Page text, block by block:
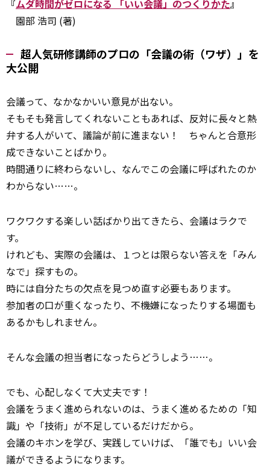
『ムダ時間がゼロになる 「いい会議」のつくりかた』
園部 浩司 (著)
超人気研修講師のプロの「会議の術（ワザ）」を
大公開
会議って、なかなかいい意見が出ない。
そもそも発言してくれないこともあれば、反対に長々と熱
弁する人がいて、議論が前に進まない！ ちゃんと合意形
成できないことばかり。
時間通りに終わらないし、なんでこの会議に呼ばれたのか
わからない……。
ワクワクする楽しい話ばかり出てきたら、会議はラクで
す。
けれども、実際の会議は、１つとは限らない答えを「みん
なで」探すもの。
時には自分たちの欠点を見つめ直す必要もあります。
参加者の口が重くなったり、不機嫌になったりする場面も
あるかもしれません。
そんな会議の担当者になったらどうしよう……。
でも、心配しなくて大丈夫です！
会議をうまく進められないのは、うまく進めるための「知
識」や「技術」が不足しているだけだから。
会議のキホンを学び、実践していけば、「誰でも」いい会
議ができるようになります。